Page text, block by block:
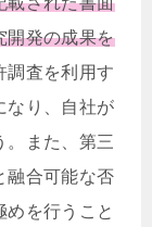
開発の成果を
調査を利用す
なり、自社が
。また、第三
融合可能な否
を行うこと